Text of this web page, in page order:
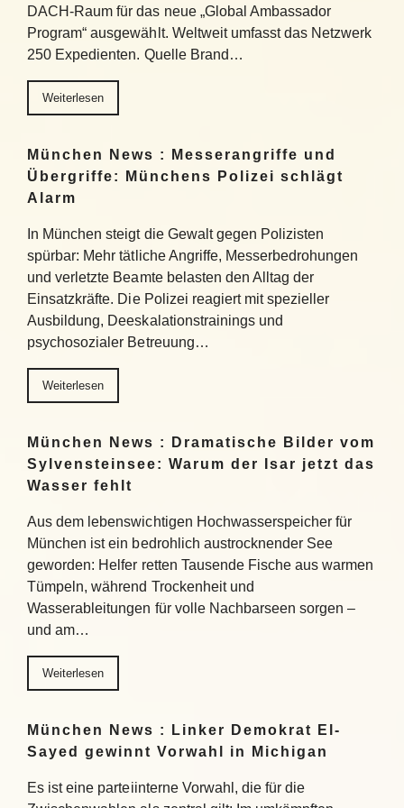
DACH-Raum für das neue „Global Ambassador
Program“ ausgewählt. Weltweit umfasst das Netzwerk
250 Expedienten. Quelle Brand…
Weiterlesen
München News : Messerangriffe und
Übergriffe: Münchens Polizei schlägt
Alarm
In München steigt die Gewalt gegen Polizisten
spürbar: Mehr tätliche Angriffe, Messerbedrohungen
und verletzte Beamte belasten den Alltag der
Einsatzkräfte. Die Polizei reagiert mit spezieller
Ausbildung, Deeskalationstrainings und
psychosozialer Betreuung…
Weiterlesen
München News : Dramatische Bilder vom
Sylvensteinsee: Warum der Isar jetzt das
Wasser fehlt
Aus dem lebenswichtigen Hochwasserspeicher für
München ist ein bedrohlich austrocknender See
geworden: Helfer retten Tausende Fische aus warmen
Tümpeln, während Trockenheit und
Wasserableitungen für volle Nachbarseen sorgen –
und am…
Weiterlesen
München News : Linker Demokrat El-
Sayed gewinnt Vorwahl in Michigan
Es ist eine parteiinterne Vorwahl, die für die